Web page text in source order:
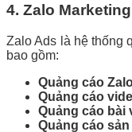
4. Zalo
Zalo Ads là hệ thống
bao gồm:
Quảng cáo
Quảng cáo
Quảng cáo bài
Quảng cáo